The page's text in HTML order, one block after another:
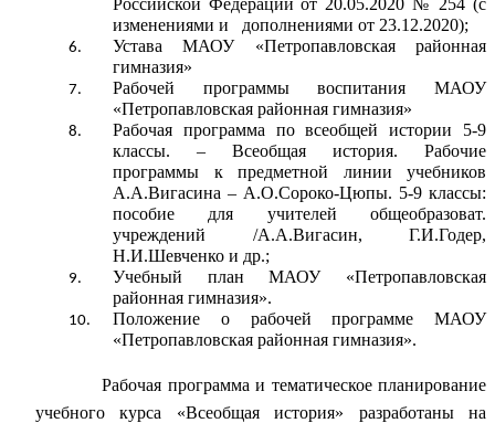
Российской Федерации от 20.05.2020 № 254 (с
изменениями и дополнениями от 23.12.2020);
Устава МАОУ «Петропавловская районная
гимназия»
Рабочей программы воспитания МАОУ
«Петропавловская районная гимназия»
Рабочая программа по всеобщей истории 5-9
классы. – Всеобщая история. Рабочие
программы к предметной линии учебников
А.А.Вигасина – А.О.Сороко-Цюпы. 5-9 классы:
пособие для учителей общеобразоват.
учреждений /А.А.Вигасин, Г.И.Годер,
Н.И.Шевченко и др.;
Учебный план МАОУ «Петропавловская
районная гимназия».
Положение о рабочей программе МАОУ
«Петропавловская районная гимназия».
Рабочая программа и тематическое планирование
учебного курса «Всеобщая история» разработаны на